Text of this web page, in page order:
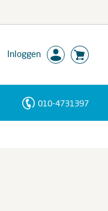
Inloggen
010-4731397